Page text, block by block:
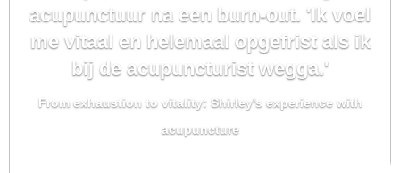
acupunctuur na een burn-out. 'Ik voel
me vitaal en helemaal opgefrist als ik
bij de acupuncturist wegga.'
From exhaustion to vitality: Shirley's experience with
acupuncture